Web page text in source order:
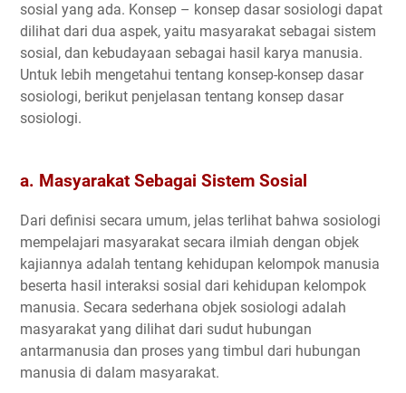
sosial yang ada. Konsep – konsep dasar sosiologi dapat
dilihat dari dua aspek, yaitu masyarakat sebagai sistem
sosial, dan kebudayaan sebagai hasil karya manusia.
Untuk lebih mengetahui tentang konsep-konsep dasar
sosiologi, berikut penjelasan tentang konsep dasar
sosiologi.
a. Masyarakat Sebagai Sistem Sosial
Dari definisi secara umum, jelas terlihat bahwa sosiologi
mempelajari masyarakat secara ilmiah dengan objek
kajiannya adalah tentang kehidupan kelompok manusia
beserta hasil interaksi sosial dari kehidupan kelompok
manusia. Secara sederhana objek sosiologi adalah
masyarakat yang dilihat dari sudut hubungan
antarmanusia dan proses yang timbul dari hubungan
manusia di dalam masyarakat.